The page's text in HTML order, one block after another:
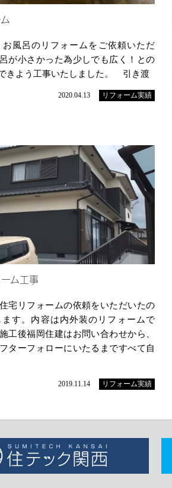
風呂のリフォームをご依頼いただ
が小さかった為少しでも広く！との
きよう工事いたしました。 引き渡
2020.04.13 リフォーム実績
ム工事
宅リフォームの依頼をいただいたの
す。内容は内外装のリフォームで
後福岡住建はお問い合わせから、
ターフォローにいたるまですべて自
2019.11.14 リフォーム実績